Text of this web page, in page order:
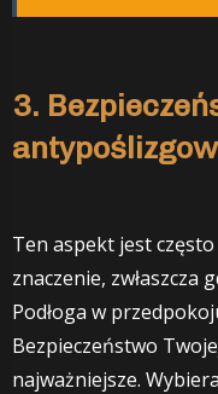
3.
Ten aspekt jest
znaczenie, zwłaszcza
Podłoga w
Bezpieczeństwo
najważniejsze.